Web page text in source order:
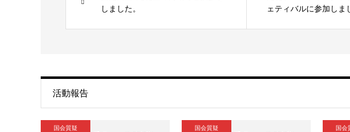
しました。
ェティバルに参加し
活動報告
国会質疑 国会質疑 国会